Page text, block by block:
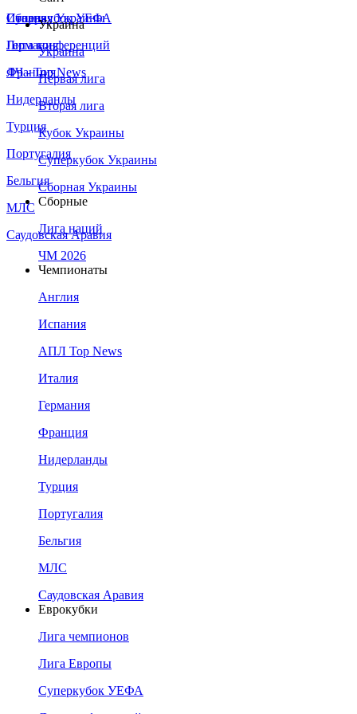
Сборная Украины
Италия
Германия
Франция
Нидерланды
Турция
Португалия
Бельгия
МЛС
Саудовская Аравия
Суперкубок УЕФА
Лига конференций
ЛЧ - Top News
Украина
Украина
Первая лига
Вторая лига
Кубок Украины
Суперкубок Украины
Сборная Украины
Сборные
Лига наций
ЧМ 2026
Чемпионаты
Англия
Испания
АПЛ Top News
Италия
Германия
Франция
Нидерланды
Турция
Португалия
Бельгия
МЛС
Саудовская Аравия
Еврокубки
Лига чемпионов
Лига Европы
Суперкубок УЕФА